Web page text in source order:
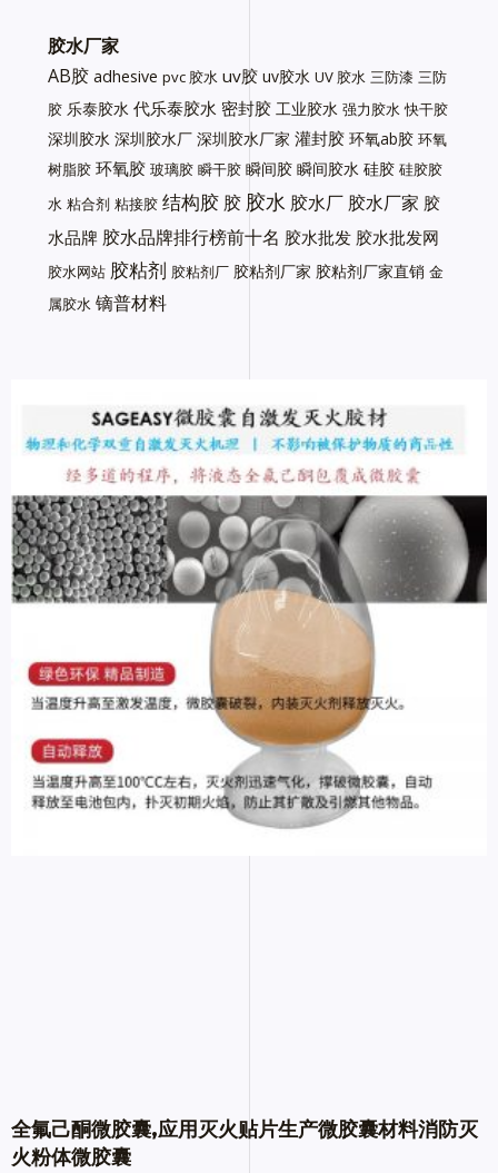
胶水厂家
AB胶 adhesive pvc 胶水 uv胶 uv胶水 UV 胶水 三防漆 三防
胶 乐泰胶水 代乐泰胶水 密封胶 工业胶水 强力胶水 快干胶
深圳胶水 深圳胶水厂 深圳胶水厂家 灌封胶 环氧ab胶 环氧
树脂胶 环氧胶 玻璃胶 瞬干胶 瞬间胶 瞬间胶水 硅胶 硅胶胶
水 粘合剂 粘接胶 结构胶 胶 胶水 胶水厂 胶水厂家 胶
水品牌 胶水品牌排行榜前十名 胶水批发 胶水批发网
胶水网站 胶粘剂 胶粘剂厂 胶粘剂厂家 胶粘剂厂家直销 金
属胶水 镝普材料
全氟己酮微胶囊,应用灭火贴片生产微胶囊材料消防灭
火粉体微胶囊